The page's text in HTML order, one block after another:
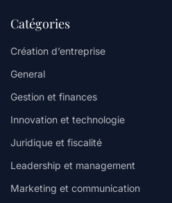
Catégories
Création d’entreprise
General
Gestion et finances
Innovation et technologie
Juridique et fiscalité
Leadership et management
Marketing et communication